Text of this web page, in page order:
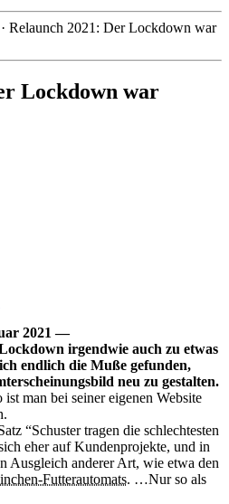
· Relaunch 2021: Der Lockdown war
Lockdown war
2021 —
irgendwie auch zu etwas
endlich die Muße gefunden,
neu zu gestalten.
man bei seiner eigenen Website
“Schuster tragen die schlechtesten
eher auf Kundenprojekte, und in
Ausgleich anderer Art, wie etwa den
Futterautomats. …Nur so als